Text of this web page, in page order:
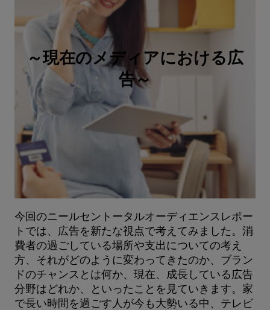
～現在のメディアにおける広
告～
今回のニールセントータルオーディエンスレポー
トでは、広告を新たな視点で考えてみました。消
費者の過ごしている場所や支出についての考え
方、それがどのように変わってきたのか、ブラン
ドのチャンスとは何か、現在、成長している広告
分野はどれか、といったことを見ていきます。家
で長い時間を過ごす人が今も大勢いる中、テレビ